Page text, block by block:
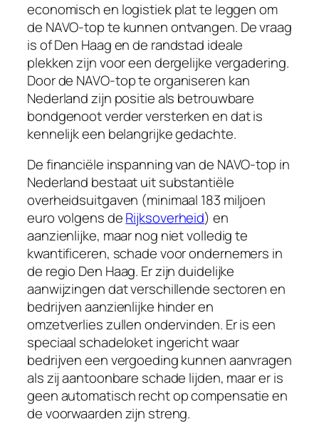
economisch en logistiek plat te leggen om
de NAVO-top te kunnen ontvangen. De vraag
is of Den Haag en de randstad ideale
plekken zijn voor een dergelijke vergadering.
Door de NAVO-top te organiseren kan
Nederland zijn positie als betrouwbare
bondgenoot verder versterken en dat is
kennelijk een belangrijke gedachte.
De financiële inspanning van de NAVO-top in
Nederland bestaat uit substantiële
overheidsuitgaven (minimaal 183 miljoen
euro volgens deRijksoverheid) en
aanzienlijke, maar nog niet volledig te
kwantificeren, schade voor ondernemers in
de regio Den Haag. Er zijn duidelijke
aanwijzingen dat verschillende sectoren en
bedrijven aanzienlijke hinder en
omzetverlies zullen ondervinden. Er is een
speciaal schadeloket ingericht waar
bedrijven een vergoeding kunnen aanvragen
als zij aantoonbare schade lijden, maar er is
geen automatisch recht op compensatie en
de voorwaarden zijn streng.